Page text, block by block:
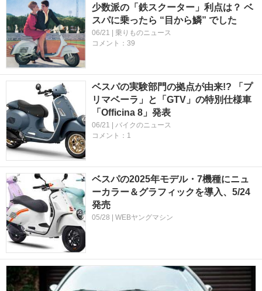
少数派の「鉄スクーター」利点は？ ベ
スパに乗ったら “目から鱗” でした
06/21 | 乗りものニュース
コメント：39
ベスパの実験部門の拠点が由来!? 「プ
リマベーラ」と「GTV」の特別仕様車
「Officina 8」発表
06/21 | バイクのニュース
コメント：1
ベスパの2025年モデル・7機種にニュ
ーカラー＆グラフィックを導入、5/24
発売
05/28 | WEBヤングマシン